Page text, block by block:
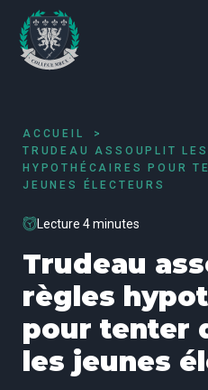
ACCUEIL
TRUDEAU ASSOUPLIT LES
HYPOTHÉCAIRES POUR
JEUNES ÉLECTEURS
Lecture 4 minutes
Trudeau
règles
pour tenter
les jeunes